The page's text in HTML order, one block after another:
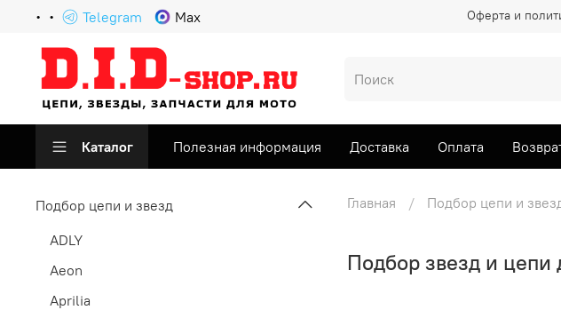
Оферта и
Telegram Max
Каталог Полезная информация Доставка Оплата
Главная Подбор цепи и
Подбор звезд и цепи
Подбор цепи и звезд
ADLY
Aeon
Aprilia